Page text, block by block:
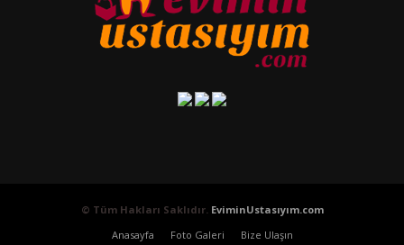
© Tüm Hakları Saklıdır. EviminUstasıyım.com
Anasayfa
Foto Galeri Bize Ulaşın